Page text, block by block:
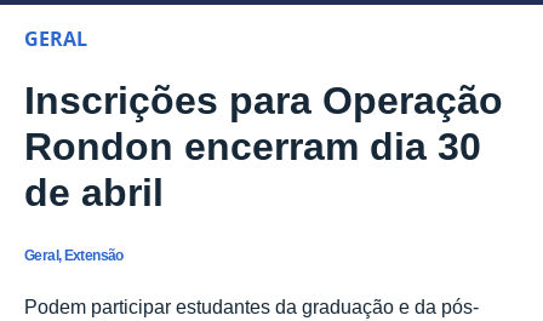
GERAL
Inscrições para Operação
Rondon encerram dia 30
de abril
Geral, Extensão
Podem participar estudantes da graduação e da pós-